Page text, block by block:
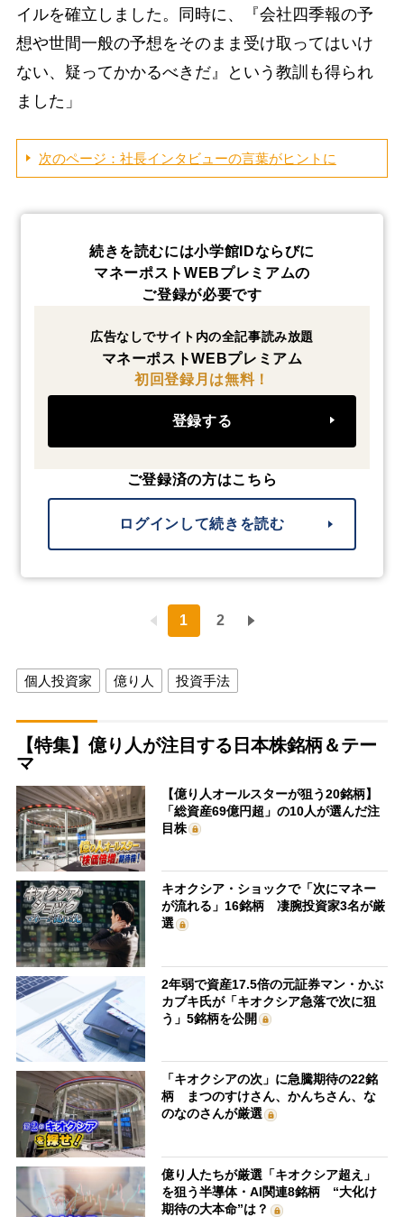
イルを確立しました。同時に、『会社四季報の予
想や世間一般の予想をそのまま受け取ってはいけ
ない、疑ってかかるべきだ』という教訓も得られ
ました」
次のページ：社長インタビューの言葉がヒントに
続きを読むには小学館IDならびに
マネーポストWEBプレミアムの
ご登録が必要です
広告なしでサイト内の全記事読み放題
マネーポストWEBプレミアム
初回登録月は無料！
登録する
ご登録済の方はこちら
ログインして続きを読む
1 2
個人投資家 億り人 投資手法
【特集】億り人が注目する日本株銘柄＆テー
マ
【億り人オールスターが狙う20銘柄】
「総資産69億円超」の10人が選んだ注
目株
キオクシア・ショックで「次にマネー
が流れる」16銘柄 凄腕投資家3名が厳
選
2年弱で資産17.5倍の元証券マン・かぶ
カブキ氏が「キオクシア急落で次に狙
う」5銘柄を公開
「キオクシアの次」に急騰期待の22銘
柄 まつのすけさん、かんちさん、な
のなのさんが厳選
億り人たちが厳選「キオクシア超え」
を狙う半導体・AI関連8銘柄 “大化け
期待の大本命”は？